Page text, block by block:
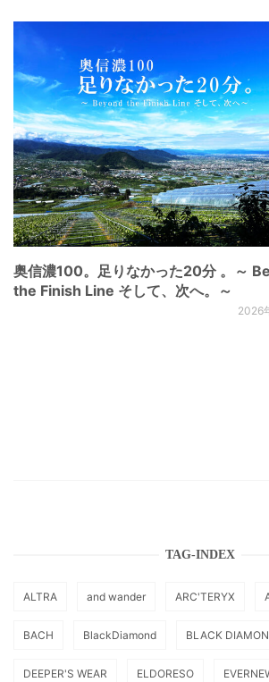
奥信濃100。足りなかった20分 。～
the Finish Line そして、次へ。～
2026
TAG-INDEX
ALTRA and wander ARC'TERYX
BACH BlackDiamond BLACK
DEEPER'S WEAR ELDORESO